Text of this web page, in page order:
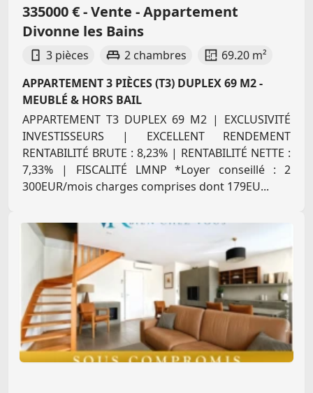
335000 € - Vente - Appartement
Divonne les Bains
3 pièces 2 chambres
69.20 m²
APPARTEMENT 3 PIÈCES (T3) DUPLEX 69 M2 -
MEUBLÉ & HORS BAIL
APPARTEMENT T3 DUPLEX 69 M2 | EXCLUSIVITÉ
INVESTISSEURS | EXCELLENT RENDEMENT
RENTABILITÉ BRUTE : 8,23% | RENTABILITÉ NETTE :
7,33% | FISCALITÉ LMNP *Loyer conseillé : 2
300EUR/mois charges comprises dont 179EU...